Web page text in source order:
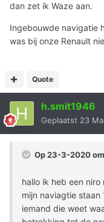
dan zet ik Waze aan.
Ingebouwde navigatie
was bij onze Renault
Quote
h.smit1946
Geplaatst 23
Op 23-3-2020
hallo ik heb een
mijn naviagtie
iemand die weet